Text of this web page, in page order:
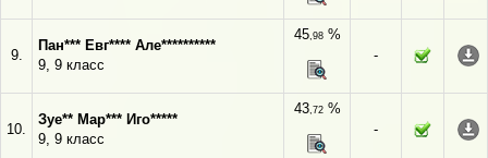
9.
Пан*** Евг**** Але**********
9, 9 класс
45,98%
-
10.
Зуе** Мар*** Иго*****
9, 9 класс
43,72%
-